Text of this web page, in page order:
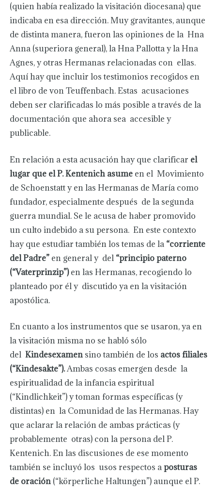
(quien había realizado la visitación diocesana) que
indicaba en esa dirección. Muy gravitantes, aunque
de distinta manera, fueron las opiniones de la Hna
Anna (superiora general), la Hna Pallotta y la Hna
Agnes, y otras Hermanas relacionadas con ellas.
Aquí hay que incluir los testimonios recogidos en
el libro de von Teuffenbach. Estas acusaciones
deben ser clarificadas lo más posible a través de la
documentación que ahora sea accesible y
publicable.
En relación a esta acusación hay que clarificar el
lugar que el P. Kentenich asume en el Movimiento
de Schoenstatt y en las Hermanas de María como
fundador, especialmente después de la segunda
guerra mundial. Se le acusa de haber promovido
un culto indebido a su persona. En este contexto
hay que estudiar también los temas de la “corriente
del Padre” en general y del “principio paterno
(“Vaterprinzip”)en las Hermanas, recogiendo lo
planteado por él y discutido ya en la visitación
apostólica.
En cuanto a los instrumentos que se usaron, ya en
la visitación misma no se habló sólo
del Kindesexamen sino también de los actos filiales
(“Kindesakte”).Ambas cosas emergen desde la
espiritualidad de la infancia espiritual
(“Kindlichkeit”) y toman formas específicas (y
distintas) en la Comunidad de las Hermanas. Hay
que aclarar la relación de ambas prácticas (y
probablemente otras) con la persona del P.
Kentenich. En las discusiones de ese momento
también se incluyó los usos respectos aposturas
de oración (“körperliche Haltungen”) aunque el P.